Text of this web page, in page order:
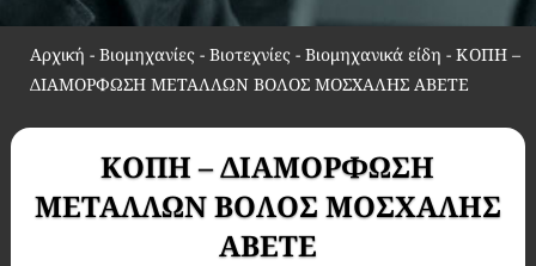
Αρχική - Βιομηχανίες - Βιοτεχνίες - Βιομηχανικά είδη - ΚΟΠΗ –
ΔΙΑΜΟΡΦΩΣΗ ΜΕΤΑΛΛΩΝ ΒΟΛΟΣ ΜΟΣΧΑΛΗΣ ΑΒΕΤΕ
ΚΟΠΗ – ΔΙΑΜΟΡΦΩΣΗ
ΜΕΤΑΛΛΩΝ ΒΟΛΟΣ ΜΟΣΧΑΛΗΣ
ΑΒΕΤΕ